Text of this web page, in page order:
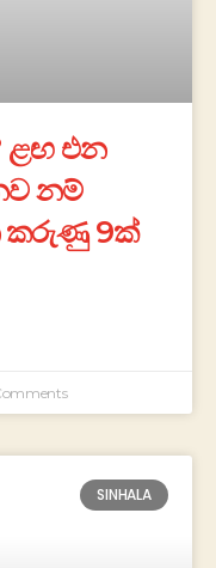
ළඟ එන
නම්
කරුණු 9ක්
SINHALA